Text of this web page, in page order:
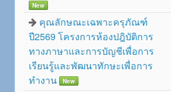
New
คุณลักษณะเฉพาะครุภัณฑ์
ปี2569 โครงการห้องปฎิบัติการ
ทางภาษาและการบัญชีเพื่อการ
เรียนรู้และพัฒนาทักษะเพื่อการ
ทำงาน
New